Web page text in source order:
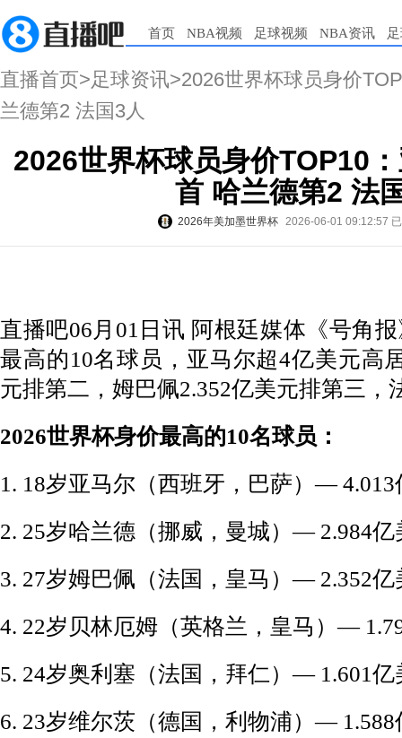
首页 NBA视频 足球视频 NBA资讯
直播首页>足球资讯>2026世界杯球员身价
兰德第2 法国3人
2026世界杯球员身价TOP10
首 哈兰德第2 法
2026年美加墨世界杯 2026-06-01 09:12:57
直播吧06月01日讯 阿根廷媒体《号角
最高的10名球员，亚马尔超4亿美元高
元排第二，姆巴佩2.352亿美元排第三，
2026世界杯身价最高的10名球员：
1. 18岁亚马尔（西班牙，巴萨）— 4.013
2. 25岁哈兰德（挪威，曼城）— 2.984亿
3. 27岁姆巴佩（法国，皇马）— 2.352亿
4. 22岁贝林厄姆（英格兰，皇马）—
5. 24岁奥利塞（法国，拜仁）— 1.601亿
6. 23岁维尔茨（德国，利物浦）— 1.588